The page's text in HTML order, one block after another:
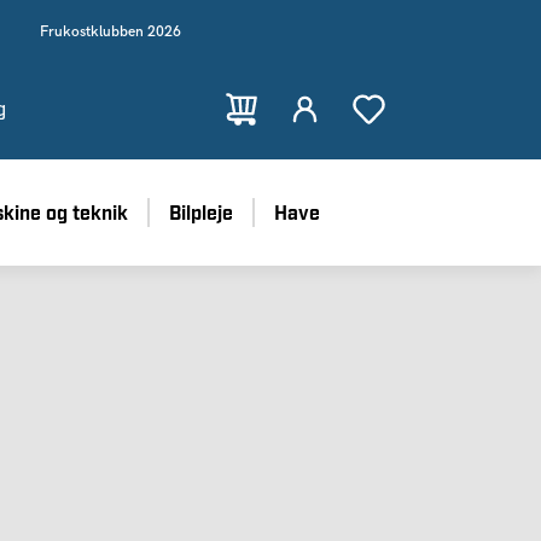
Frukostklubben 2026
og teknik Bilpleje Have